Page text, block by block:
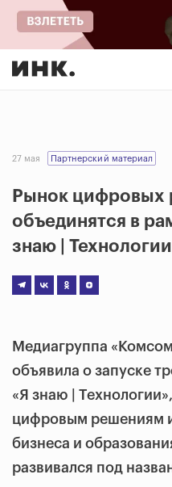
27 мая Партнерский материал
Рынок цифровых
объединятся в
знаю |
Медиагруппа
объявила о запуске
«Я знаю |
цифровым решениям
бизнеса и
развивался под